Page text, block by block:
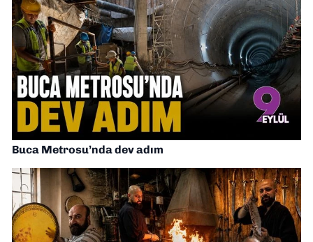
Buca Metrosu’nda dev adım